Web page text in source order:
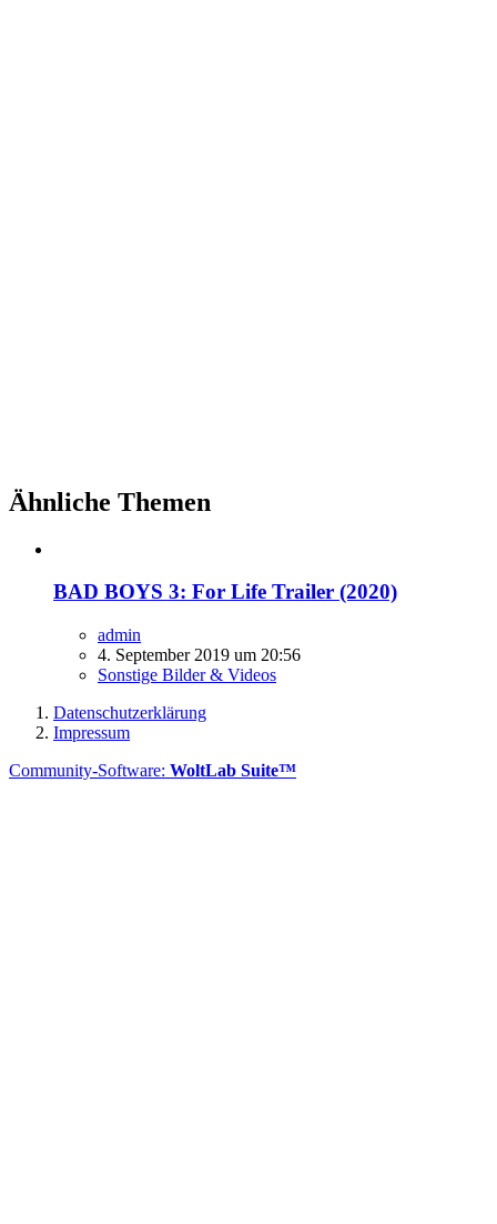
Ähnliche Themen
BAD BOYS 3: For Life Trailer (2020)
admin
4. September 2019 um 20:56
Sonstige Bilder & Videos
Datenschutzerklärung
Impressum
Community-Software: WoltLab Suite™